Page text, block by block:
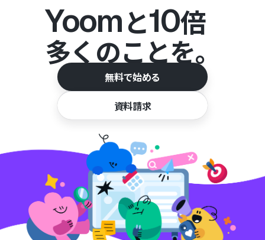
Yoomと10倍
多くのことを。
無料で始める
資料請求